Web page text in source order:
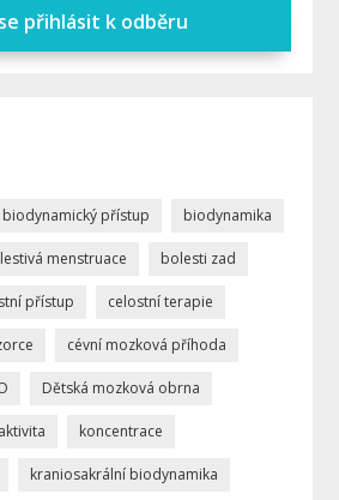
přihlásit k odběru
biodynamický přístup biodynamika
menstruace bolesti zad
přístup celostní terapie
cévní mozková příhoda
Dětská mozková obrna
koncentrace
kraniosakrální biodynamika